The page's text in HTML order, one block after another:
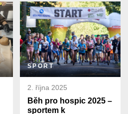
SPORT
2. října 2025
Běh pro hospic 2025 –
sportem k